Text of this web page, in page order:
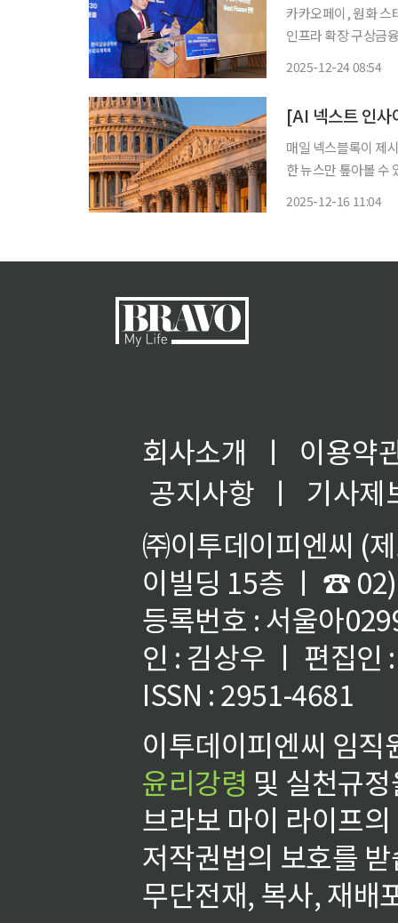
카카오페이, 원화 스
인프라 확장 구상금융위 “
2025-12-24 08:54
매일 넥스블록이 제
한 뉴스만 톺아볼 수
2025-12-16 11:04
회사소개 ㅣ
이용약
공지사항
ㅣ
기사제
㈜이투데이피엔씨 (
이빌딩 15층 ㅣ ☎
등록번호 : 서울아
인 : 김상우 ㅣ 편집인
ISSN : 2951-4681
이투데이피엔씨 임
윤리강령 및 실천규
브라보 마이 라이프
저작권법의 보호를
무단전재, 복사, 재배